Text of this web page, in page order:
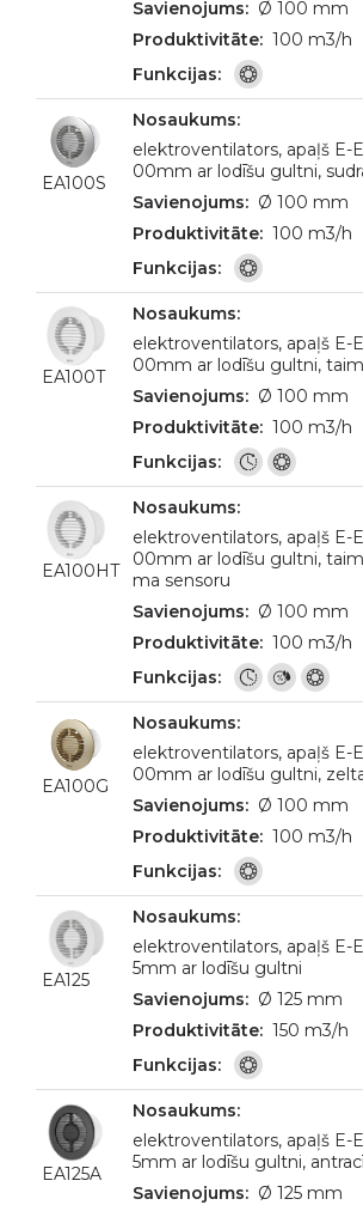
Ø 100 mm
100 m3/h
EA100S
elektroventilators, apaļš E-
00mm ar lodīšu gultni,
Ø 100 mm
100 m3/h
EA100T
elektroventilators, apaļš E-
00mm ar lodīšu gultni,
Ø 100 mm
100 m3/h
EA100HT
elektroventilators, apaļš E-
00mm ar lodīšu gultni,
ma sensoru
Ø 100 mm
100 m3/h
EA100G
elektroventilators, apaļš E-
00mm ar lodīšu gultni,
Ø 100 mm
100 m3/h
EA125
elektroventilators, apaļš E-
5mm ar lodīšu gultni
Ø 125 mm
150 m3/h
EA125A
elektroventilators, apaļš E-
5mm ar lodīšu gultni,
Ø 125 mm